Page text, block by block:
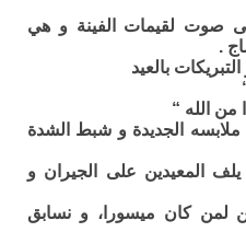
صوت لقيمات الفينة و هي
.
بالعيد
من الله “
الجديدة و شبط الشدة
المعيدين على الجيران و
لمن كان ميسورا، و نسابق